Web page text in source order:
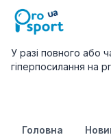
У разі повного або
гіперпосилання на
Головна